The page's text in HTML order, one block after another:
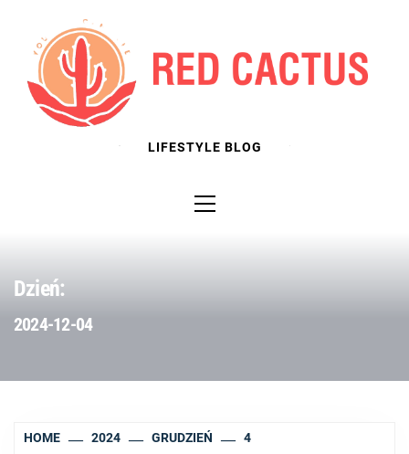
content
LIFESTYLE BLOG
Menu
Dzień:
2024-12-04
HOME 2024 GRUDZIEŃ 4